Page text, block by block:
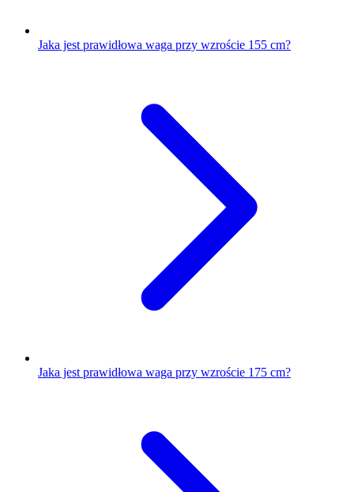
Jaka jest prawidłowa waga przy wzroście 155 cm?
Jaka jest prawidłowa waga przy wzroście 175 cm?